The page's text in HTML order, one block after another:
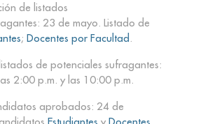
de listados
23 de mayo. Listado de
; Docentes por Facultad .
de potenciales sufragantes:
2:00 p.m. y las 10:00 p.m.
aprobados: 24 de